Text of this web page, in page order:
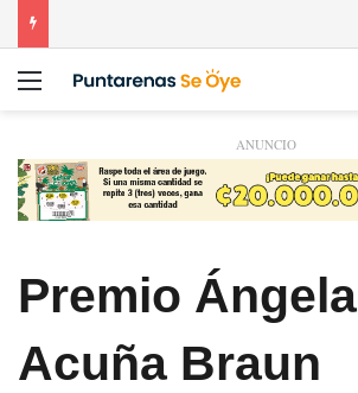
Menú
ANUNCIO
Premio Ángela
Acuña Braun